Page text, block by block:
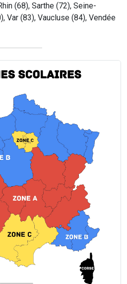
(68), Sarthe (72), Seine-
Var (83), Vaucluse (84), Vendée